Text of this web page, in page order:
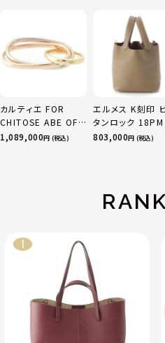
カルティエ FOR
CHITOSE ABE OF
sacai サカイ 750
1,089,000円 (税込)
エルメス K刻印
タンロック 18PM
リヨン ハンドバッ
803,000円 (税込)